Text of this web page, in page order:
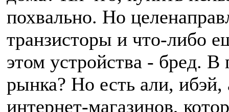
похвально. Но
транзисторы и что-либо
этом устройства - бред. В
рынка? Но есть али,
интернет-магазинов,